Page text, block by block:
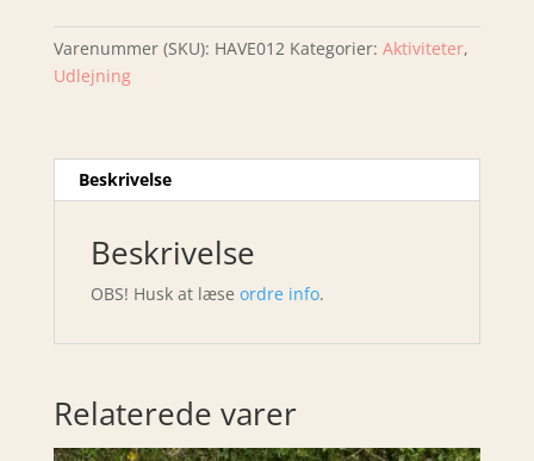
Varenummer (SKU): HAVE012 Kategorier: Aktiviteter,
Udlejning
Beskrivelse
Beskrivelse
OBS! Husk at læse ordre info.
Relaterede varer